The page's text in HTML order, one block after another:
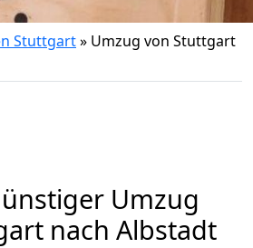
Stuttgart» Umzug von Stuttgart
Umzug
nach Albstadt